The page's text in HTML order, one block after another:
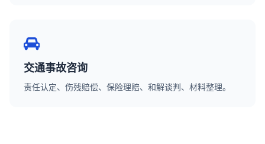
交通事故咨询
责任认定、伤残赔偿、保险理赔、和解谈判、材料整理。